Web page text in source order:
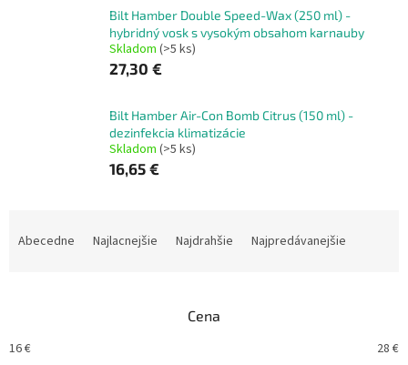
Bilt Hamber Double Speed-Wax (250 ml) -
hybridný vosk s vysokým obsahom karnauby
Skladom (>5 ks)
27,30 €
Bilt Hamber Air-Con Bomb Citrus (150 ml) -
dezinfekcia klimatizácie
Skladom (>5 ks)
16,65 €
e
Abecedne Najlacnejšie Najdrahšie Najpredávanejšie
Cena
16€ 28 €